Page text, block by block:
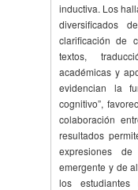
inductiva. Los
diversificados
clarificación de
textos,
académicas y
evidencian la
cognitivo”,
colaboración
resultados
expresiones
emergente y de
los